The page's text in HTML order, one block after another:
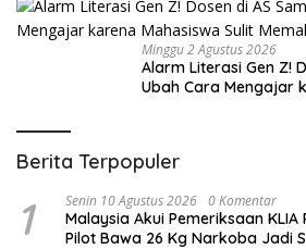
Minggu 2 Agustus 2026
Alarm Literasi Gen Z!
Ubah Cara Mengajar
Berita Terpopuler
1 Senin 10 Agustus 2026 0 Komentar
Malaysia Akui Pemeriksaan KLIA
Pilot Bawa 26 Kg Narkoba Jadi